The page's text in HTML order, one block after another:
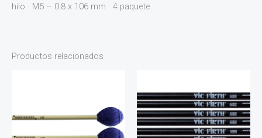
hilo · M5 – 0.8 x 106 mm · 4 paquete
Productos relacionados